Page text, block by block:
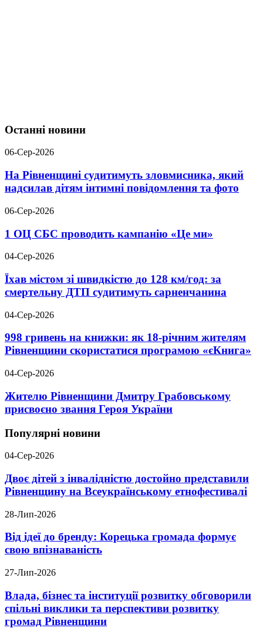
Останні новини
06-Сер-2026
На Рівненщині судитимуть зловмисника, який
надсилав дітям інтимні повідомлення та фото
06-Сер-2026
1 ОЦ СБС проводить кампанію «Це ми»
04-Сер-2026
Їхав містом зі швидкістю до 128 км/год: за
смертельну ДТП судитимуть сарненчанина
04-Сер-2026
998 гривень на книжки: як 18-річним жителям
Рівненщини скористатися програмою «єКнига»
04-Сер-2026
Жителю Рівненщини Дмитру Грабовському
присвоєно звання Героя України
Популярні новини
04-Сер-2026
Двоє дітей з інвалідністю достойно представили
Рівненщину на Всеукраїнському етнофестивалі
28-Лип-2026
Від ідеї до бренду: Корецька громада формує
свою впізнаваність
27-Лип-2026
Влада, бізнес та інституції розвитку обговорили
спільні виклики та перспективи розвитку
громад Рівненщини